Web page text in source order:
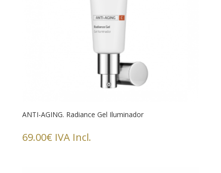
ANTI-AGING. Radiance Gel Iluminador
69.00€ IVA Incl.